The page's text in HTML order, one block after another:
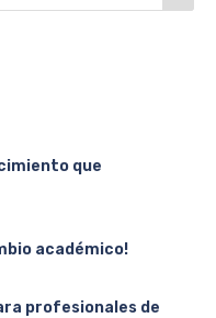
que
académico!
profesionales de